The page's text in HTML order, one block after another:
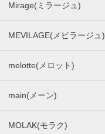
Mirage(ミラージュ)
MEVILAGE(メビラージュ)
melotte(メロット)
main(メーン)
MOLAK(モラク)